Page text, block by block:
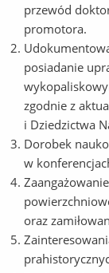
przewód
promotora.
posiadanie
zgodnie z
i Dziedzictwa
Dorobek
w
oraz